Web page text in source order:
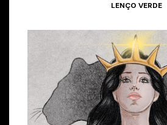
LENÇO VERDE